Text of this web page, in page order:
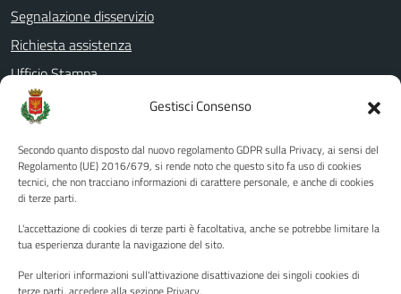
Gestisci Consenso
Secondo quanto disposto dal nuovo regolamento GDPR sulla Privacy, ai sensi del
Regolamento (UE) 2016/679, si rende noto che questo sito fa uso di cookies
tecnici, che non tracciano informazioni di carattere personale, e anche di cookies
di terze parti.
L'accettazione di cookies di terze parti è facoltativa, anche se potrebbe limitare la
tua esperienza durante la navigazione del sito.
Per ulteriori informazioni sull'attivazione disattivazione dei singoli cookies di
Segnalazione disservizio
Richiesta assistenza
Ufficio Stampa
Amministrazione Trasparente
Albo pretorio
Informativa privacy
Note legali
Piano di miglioramento del sito